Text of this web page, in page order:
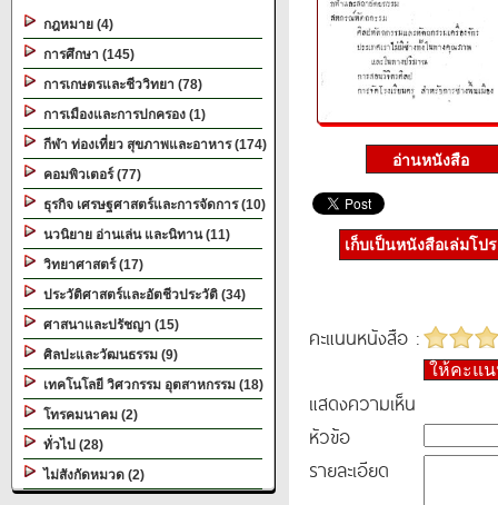
กฎหมาย (4)
การศึกษา (145)
การเกษตรและชีววิทยา (78)
การเมืองและการปกครอง (1)
กีฬา ท่องเที่ยว สุขภาพและอาหาร (174)
คอมพิวเตอร์ (77)
ธุรกิจ เศรษฐศาสตร์และการจัดการ (10)
นวนิยาย อ่านเล่น และนิทาน (11)
วิทยาศาสตร์ (17)
ประวัติศาสตร์และอัตชีวประวัติ (34)
ศาสนาและปรัชญา (15)
ศิลปะและวัฒนธรรม (9)
เทคโนโลยี วิศวกรรม อุตสาหกรรม (18)
โทรคมนาคม (2)
ทั่วไป (28)
ไม่สังกัดหมวด (2)
เก็บเป็นหนังสือเล่มโป
คะแนนหนังสือ :
ให้คะแ
แสดงความเห็น
หัวข้อ
รายละเอียด